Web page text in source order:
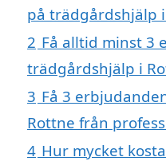
på trädgårdshjälp
2 Få alltid minst 3
trädgårdshjälp i
3 Få 3
Rottne från
4 Hur mycket